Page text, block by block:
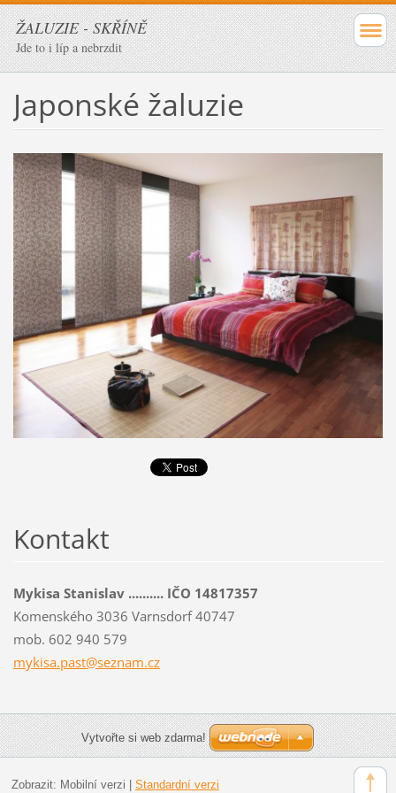
ŽALUZIE - SKŘÍNĚ
Jde to i líp a nebrzdit
Japonské žaluzie
Kontakt
Mykisa Stanislav .......... IČO 14817357
Komenského 3036 Varnsdorf 40747
mob. 602 940 579
mykisa.past@seznam.cz
Vytvořte si web zdarma!
Zobrazit: Mobilní verzi Standardní verzi